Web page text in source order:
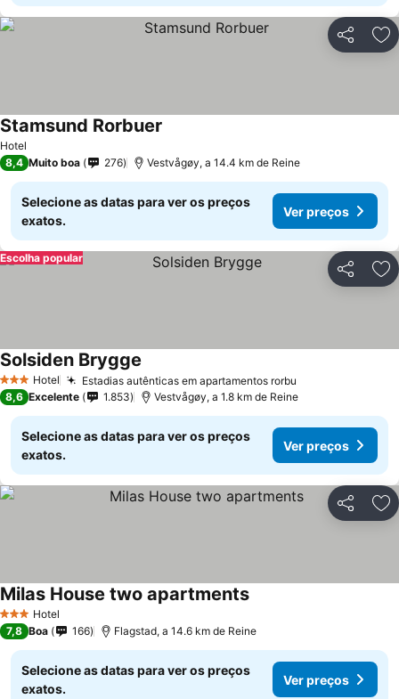
Partilhar
Hotel
Stamsund Rorbuer
8,4 Muito boa 276 Vestvågøy, a 14.4 km de Reine
Selecione as datas para ver os preços
exatos.
Ver preços
Partilhar
Escolha popular
3 EstrelasHotel Estadias autênticas em apartamentos rorbu
Solsiden Brygge
8,6 Excelente 1.853 Vestvågøy, a 1.8 km de Reine
Selecione as datas para ver os preços
exatos.
Ver preços
Partilhar
3 EstrelasHotel
Milas House two apartmentsVer preços
7,8 Boa 166 Flagstad, a 14.6 km de Reine
Selecione as datas para ver os preços
exatos.
Ver preços